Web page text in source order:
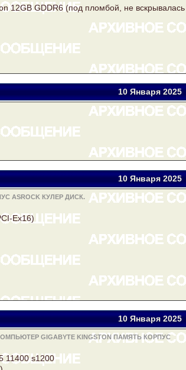
12GB GDDR6 (под пломбой, не вскрывалась
10 Января2025
10 Января2025
ASROCK КУЛЕР ДИСК.
Ex16)
10 Января2025
GIGABYTE KINGSTON ПАМЯТЬ КОРПУС
11400 s1200